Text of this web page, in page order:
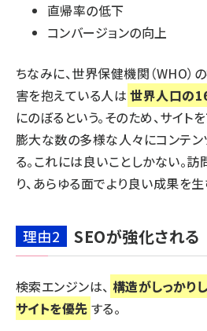
直帰率の低下
コンバージョンの向上
ちなみに、世界保健機関（WHO）
害を抱えている人は 世界人口の
にのぼるという。そのため、サイト
膨大な数の多様な人々にコンテン
る。これには良いことしかない。
り、あらゆる面でより良い成果を生
理由2 SEOが強化される
検索エンジンは、 構造がしっかり
サイトを優先 する。